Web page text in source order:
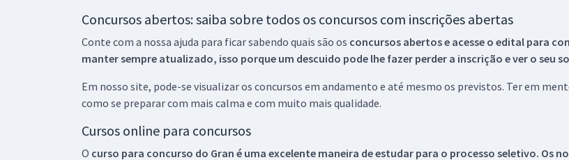
Concursos abertos: saiba sobre todos os concursos com inscrições abertas
Conte com a nossa ajuda para ficar sabendo quais são os concursos abertos e acesse o edital para
manter sempre atualizado, isso porque um descuido pode lhe fazer perder a inscrição e ver o seu
Em nosso site, pode-se visualizar os concursos em andamento e até mesmo os previstos. Ter em
como se preparar com mais calma e com muito mais qualidade.
Cursos online para concursos
O curso para concurso do Gran é uma excelente maneira de estudar para o processo seletivo. Os